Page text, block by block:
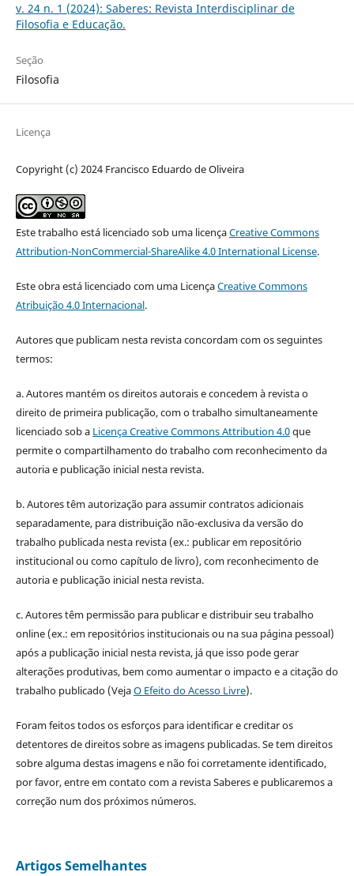
v. 24 n. 1 (2024): Saberes: Revista Interdisciplinar de
Filosofia e Educação.
Seção
Filosofia
Licença
Copyright (c) 2024 Francisco Eduardo de Oliveira
Este trabalho está licenciado sob uma licençaCreative Commons
Attribution-NonCommercial-ShareAlike 4.0 International License.
Este obra está licenciado com uma LicençaCreative Commons
Atribuição 4.0 Internacional.
Autores que publicam nesta revista concordam com os seguintes
termos:
a. Autores mantém os direitos autorais e concedem à revista o
direito de primeira publicação, com o trabalho simultaneamente
licenciado sob a Licença Creative Commons Attribution 4.0que
permite o compartilhamento do trabalho com reconhecimento da
autoria e publicação inicial nesta revista.
b. Autores têm autorização para assumir contratos adicionais
separadamente, para distribuição não-exclusiva da versão do
trabalho publicada nesta revista (ex.: publicar em repositório
institucional ou como capítulo de livro), com reconhecimento de
autoria e publicação inicial nesta revista.
c. Autores têm permissão para publicar e distribuir seu trabalho
online (ex.: em repositórios institucionais ou na sua página pessoal)
após a publicação inicial nesta revista, já que isso pode gerar
alterações produtivas, bem como aumentar o impacto e a citação do
trabalho publicado (VejaO Efeito do Acesso Livre).
Foram feitos todos os esforços para identificar e creditar os
detentores de direitos sobre as imagens publicadas. Se tem direitos
sobre alguma destas imagens e não foi corretamente identificado,
por favor, entre em contato com a revista Saberes e publicaremos a
correção num dos próximos números.
Artigos Semelhantes